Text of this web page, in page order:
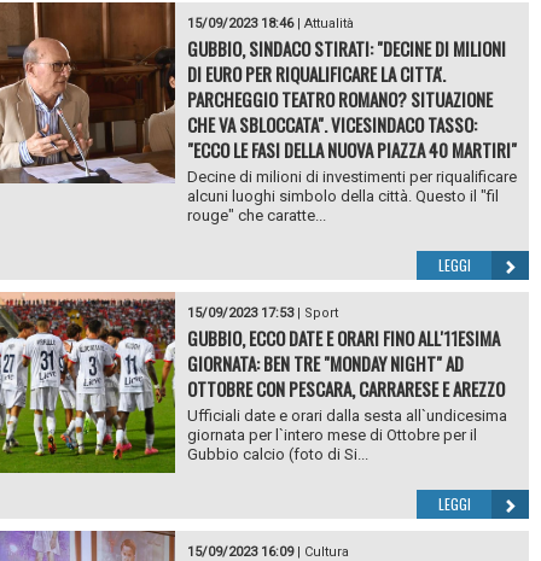
15/09/2023 18:46| Attualità
GUBBIO, SINDACO STIRATI: "DECINE DI MILIONI
DI EURO PER RIQUALIFICARE LA CITTA'.
PARCHEGGIO TEATRO ROMANO? SITUAZIONE
CHE VA SBLOCCATA". VICESINDACO TASSO:
"ECCO LE FASI DELLA NUOVA PIAZZA 40 MARTIRI"
Decine di milioni di investimenti per riqualificare
alcuni luoghi simbolo della città. Questo il "fil
rouge" che caratte...
LEGGI
15/09/2023 17:53| Sport
GUBBIO, ECCO DATE E ORARI FINO ALL'11ESIMA
GIORNATA: BEN TRE "MONDAY NIGHT" AD
OTTOBRE CON PESCARA, CARRARESE E AREZZO
Ufficiali date e orari dalla sesta all`undicesima
giornata per l`intero mese di Ottobre per il
Gubbio calcio (foto di Si...
LEGGI
15/09/2023 16:09| Cultura